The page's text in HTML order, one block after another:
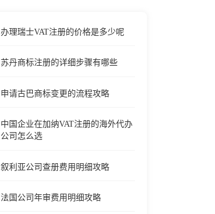
办理瑞士VAT注册的价格是多少呢
苏丹商标注册的详细步骤有哪些
申请古巴商标变更的流程攻略
中国企业在加纳VAT注册的海外代办
公司怎么选
叙利亚公司查册费用明细攻略
法国公司年审费用明细攻略